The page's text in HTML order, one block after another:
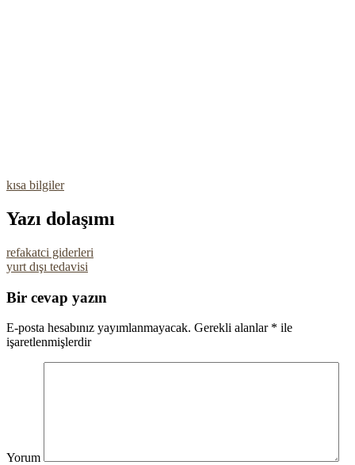
kısa bilgiler
Yazı dolaşımı
refakatci giderleri
yurt dışı tedavisi
Bir cevap yazın
E-posta hesabınız yayımlanmayacak. Gerekli alanlar * ile
işaretlenmişlerdir
Yorum